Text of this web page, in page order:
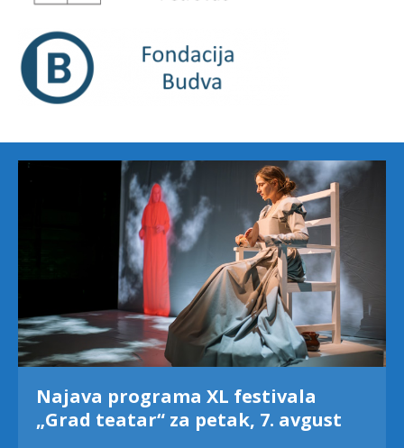
Najava programa XL festivala
„Grad teatar“ za petak, 7. avgust